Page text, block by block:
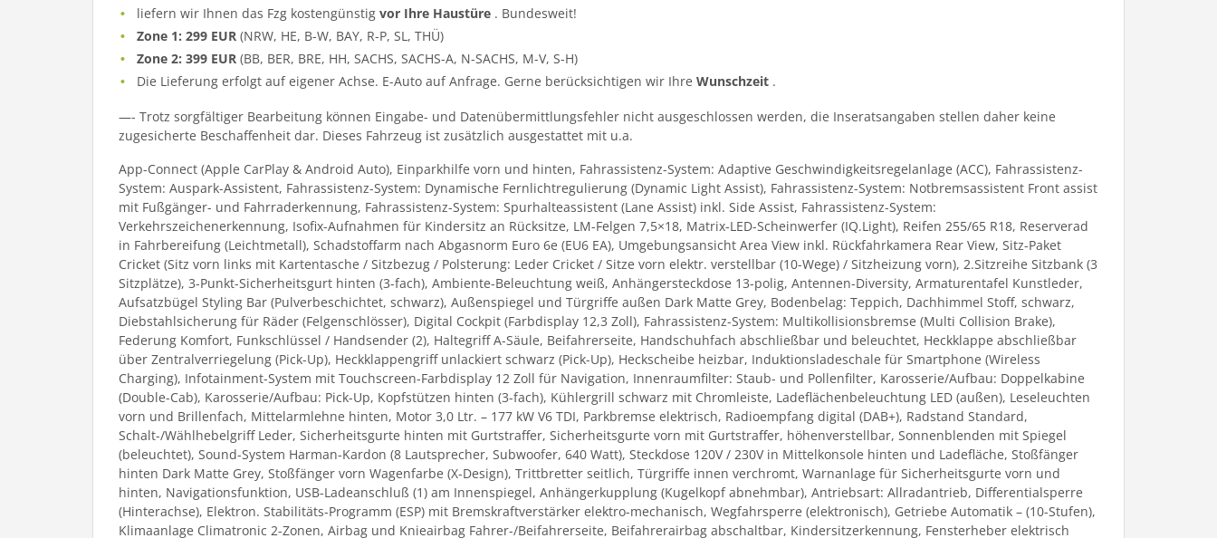
liefern wir Ihnen das Fzg kostengünstigvor Ihre Haustüre . Bundesweit!
Zone 1: 299 EUR (NRW, HE, B-W, BAY, R-P, SL, THÜ)
Zone 2: 399 EUR (BB, BER, BRE, HH, SACHS, SACHS-A, N-SACHS, M-V, S-H)
Die Lieferung erfolgt auf eigener Achse. E-Auto auf Anfrage. Gerne berücksichtigen wir IhreWunschzeit .
—- Trotz sorgfältiger Bearbeitung können Eingabe- und Datenübermittlungsfehler nicht ausgeschlossen werden, die Inseratsangaben stellen daher keine
zugesicherte Beschaffenheit dar. Dieses Fahrzeug ist zusätzlich ausgestattet mit u.a.
App-Connect (Apple CarPlay & Android Auto), Einparkhilfe vorn und hinten, Fahrassistenz-System: Adaptive Geschwindigkeitsregelanlage (ACC), Fahrassistenz-
System: Auspark-Assistent, Fahrassistenz-System: Dynamische Fernlichtregulierung (Dynamic Light Assist), Fahrassistenz-System: Notbremsassistent Front assist
mit Fußgänger- und Fahrraderkennung, Fahrassistenz-System: Spurhalteassistent (Lane Assist) inkl. Side Assist, Fahrassistenz-System:
Verkehrszeichenerkennung, Isofix-Aufnahmen für Kindersitz an Rücksitze, LM-Felgen 7,5×18, Matrix-LED-Scheinwerfer (IQ.Light), Reifen 255/65 R18, Reserverad
in Fahrbereifung (Leichtmetall), Schadstoffarm nach Abgasnorm Euro 6e (EU6 EA), Umgebungsansicht Area View inkl. Rückfahrkamera Rear View, Sitz-Paket
Cricket (Sitz vorn links mit Kartentasche / Sitzbezug / Polsterung: Leder Cricket / Sitze vorn elektr. verstellbar (10-Wege) / Sitzheizung vorn), 2.Sitzreihe Sitzbank (3
Sitzplätze), 3-Punkt-Sicherheitsgurt hinten (3-fach), Ambiente-Beleuchtung weiß, Anhängersteckdose 13-polig, Antennen-Diversity, Armaturentafel Kunstleder,
Aufsatzbügel Styling Bar (Pulverbeschichtet, schwarz), Außenspiegel und Türgriffe außen Dark Matte Grey, Bodenbelag: Teppich, Dachhimmel Stoff, schwarz,
Diebstahlsicherung für Räder (Felgenschlösser), Digital Cockpit (Farbdisplay 12,3 Zoll), Fahrassistenz-System: Multikollisionsbremse (Multi Collision Brake),
Federung Komfort, Funkschlüssel / Handsender (2), Haltegriff A-Säule, Beifahrerseite, Handschuhfach abschließbar und beleuchtet, Heckklappe abschließbar
über Zentralverriegelung (Pick-Up), Heckklappengriff unlackiert schwarz (Pick-Up), Heckscheibe heizbar, Induktionsladeschale für Smartphone (Wireless
Charging), Infotainment-System mit Touchscreen-Farbdisplay 12 Zoll für Navigation, Innenraumfilter: Staub- und Pollenfilter, Karosserie/Aufbau: Doppelkabine
(Double-Cab), Karosserie/Aufbau: Pick-Up, Kopfstützen hinten (3-fach), Kühlergrill schwarz mit Chromleiste, Ladeflächenbeleuchtung LED (außen), Leseleuchten
vorn und Brillenfach, Mittelarmlehne hinten, Motor 3,0 Ltr. – 177 kW V6 TDI, Parkbremse elektrisch, Radioempfang digital (DAB+), Radstand Standard,
Schalt-/Wählhebelgriff Leder, Sicherheitsgurte hinten mit Gurtstraffer, Sicherheitsgurte vorn mit Gurtstraffer, höhenverstellbar, Sonnenblenden mit Spiegel
(beleuchtet), Sound-System Harman-Kardon (8 Lautsprecher, Subwoofer, 640 Watt), Steckdose 120V / 230V in Mittelkonsole hinten und Ladefläche, Stoßfänger
hinten Dark Matte Grey, Stoßfänger vorn Wagenfarbe (X-Design), Trittbretter seitlich, Türgriffe innen verchromt, Warnanlage für Sicherheitsgurte vorn und
hinten, Navigationsfunktion, USB-Ladeanschluß (1) am Innenspiegel, Anhängerkupplung (Kugelkopf abnehmbar), Antriebsart: Allradantrieb, Differentialsperre
(Hinterachse), Elektron. Stabilitäts-Programm (ESP) mit Bremskraftverstärker elektro-mechanisch, Wegfahrsperre (elektronisch), Getriebe Automatik – (10-Stufen),
Klimaanlage Climatronic 2-Zonen, Airbag und Knieairbag Fahrer-/Beifahrerseite, Beifahrerairbag abschaltbar, Kindersitzerkennung, Fensterheber elektrisch